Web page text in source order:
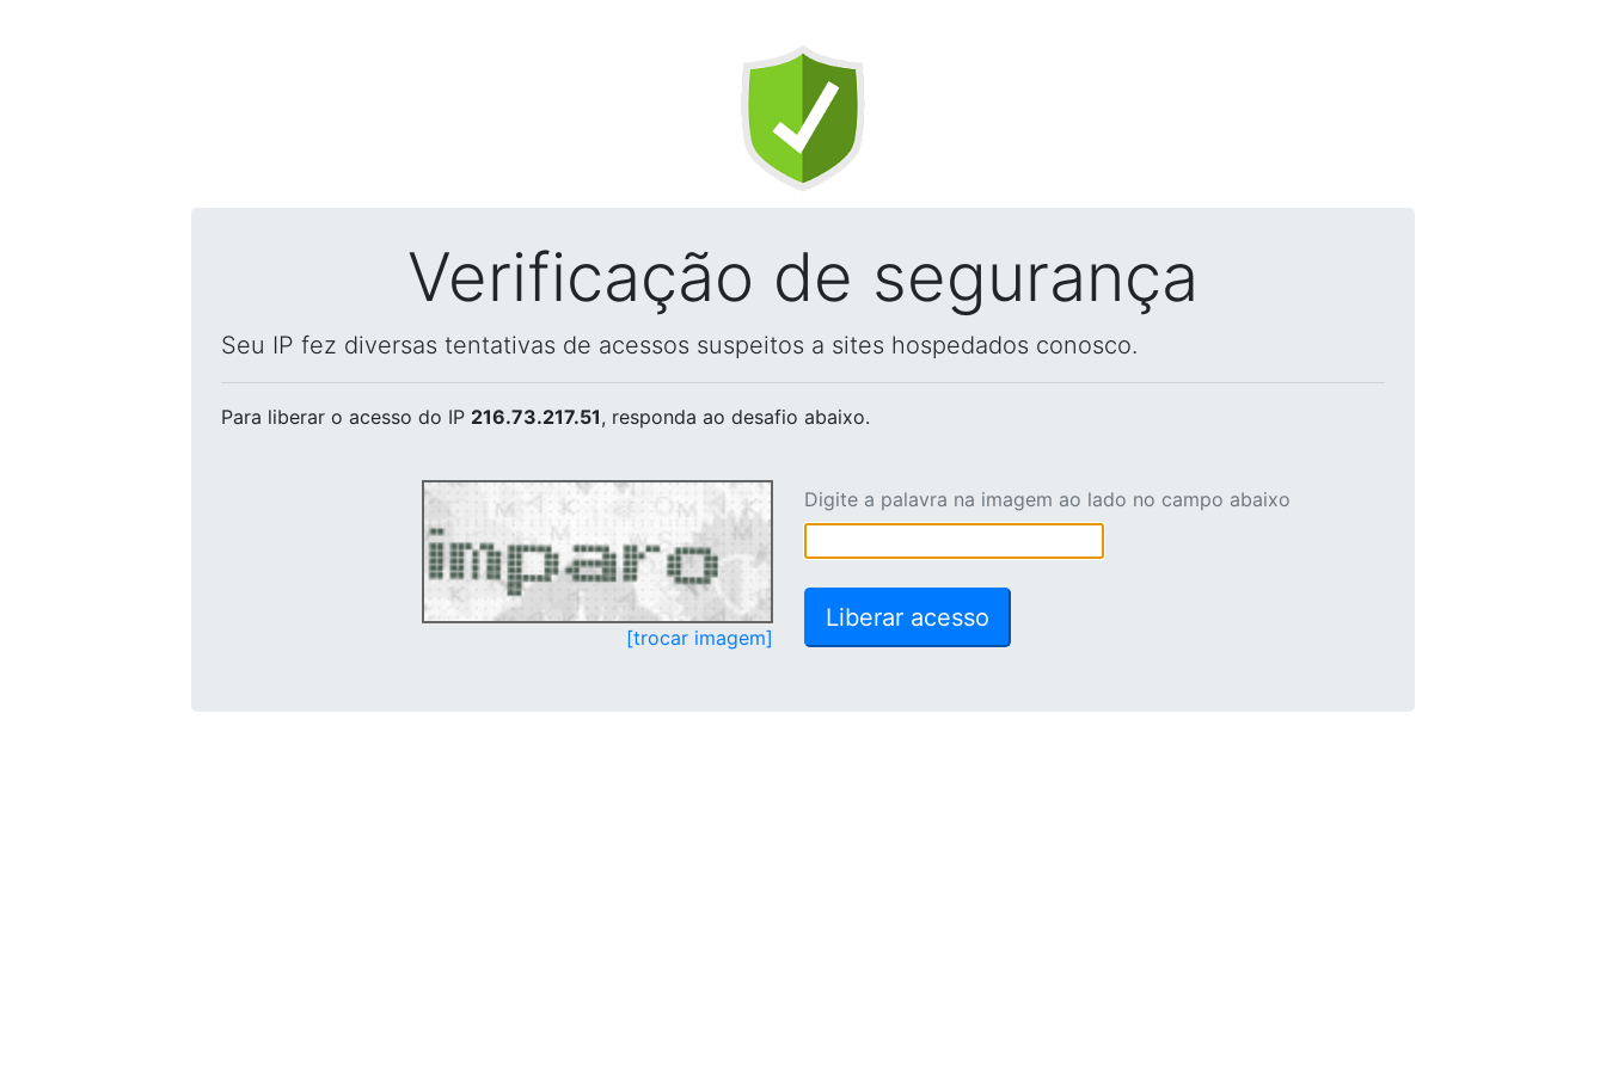
Verificação de segurança
Seu IP fez diversas tentativas de acessos suspeitos a sites hospedados conosco.
Para liberar o acesso do IP 216.73.217.51, responda ao desafio abaixo.
[trocar imagem]
Digite a palavra na imagem ao lado no campo abaixo